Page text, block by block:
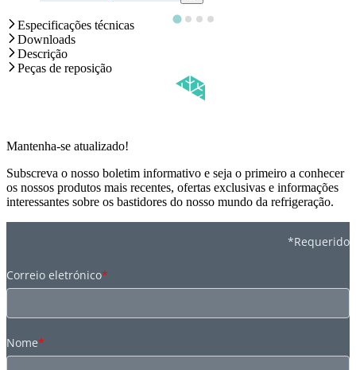
Especificações técnicas
Downloads
Descrição
Peças de reposição
Mantenha-se atualizado!
Subscreva o nosso boletim informativo e seja o primeiro a conhecer
os nossos produtos mais recentes, ofertas exclusivas e informações
interessantes sobre os bastidores do nosso mundo da refrigeração.
*Requerido
Correio eletrónico*
Nome*